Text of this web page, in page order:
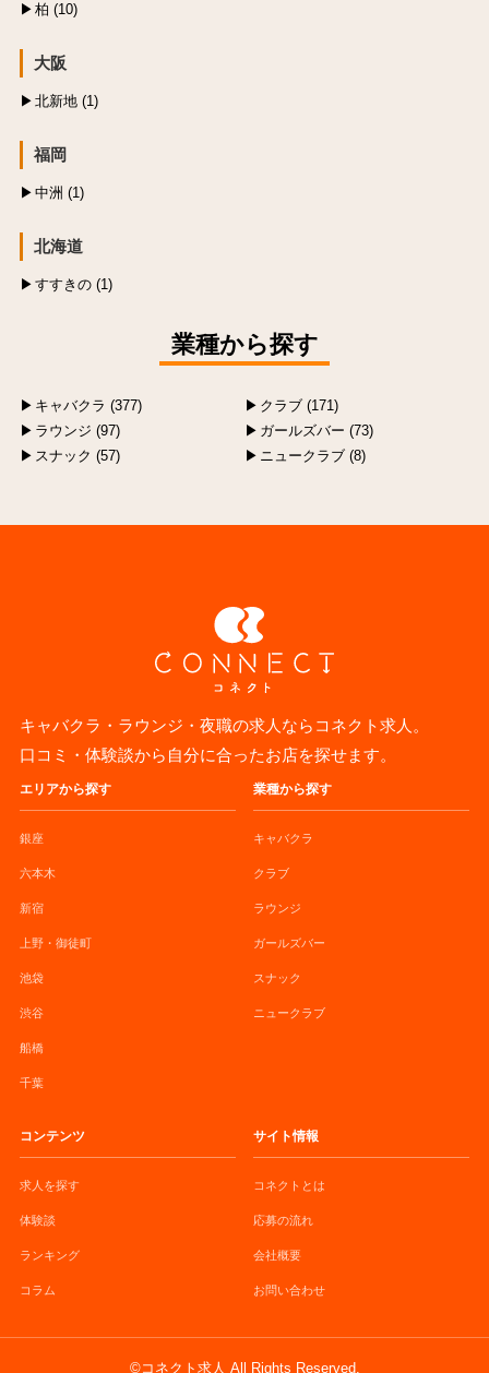
柏 (10)
大阪
北新地 (1)
福岡
中洲 (1)
北海道
すすきの (1)
業種から探す
キャバクラ (377)
クラブ (171)
ラウンジ (97)
ガールズバー (73)
スナック (57)
ニュークラブ (8)
キャバクラ・ラウンジ・夜職の求人ならコネクト求人。
口コミ・体験談から自分に合ったお店を探せます。
エリアから探す
銀座
六本木
新宿
上野・御徒町
池袋
渋谷
船橋
千葉
業種から探す
キャバクラ
クラブ
ラウンジ
ガールズバー
スナック
ニュークラブ
コンテンツ
求人を探す
体験談
ランキング
コラム
サイト情報
コネクトとは
応募の流れ
会社概要
お問い合わせ
©コネクト求人 All Rights Reserved.